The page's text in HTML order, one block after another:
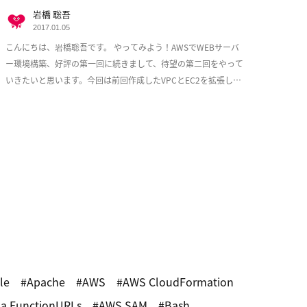
こんにちは、岩橋聡吾です。 やってみよう！AWSでWEBサーバ
ー環境構築、好評の第一回に続きまして、待望の第二回をやって
いきたいと思います。今回は前回作成したVPCとEC2を拡張し、
岩橋 聡吾
2017.01.05
Apache AWS
AWS CloudFormation